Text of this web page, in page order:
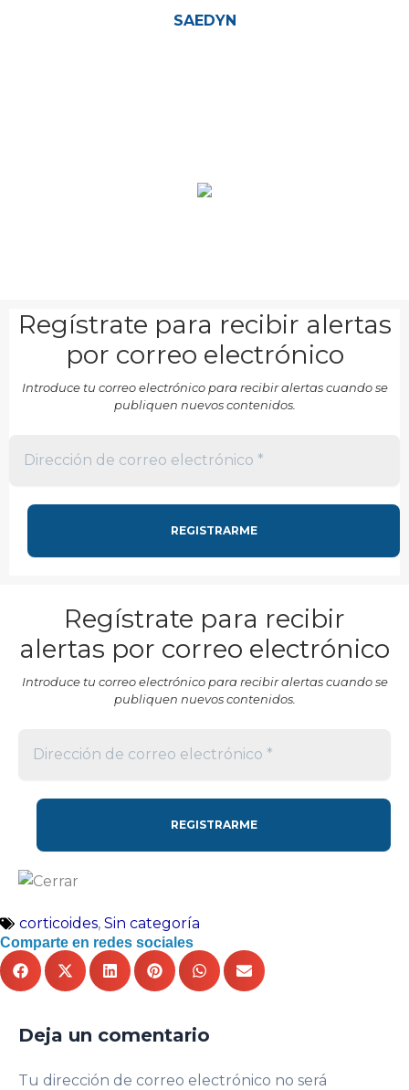
SAEDYN
Regístrate para recibir alertas
por correo electrónico
Introduce tu correo electrónico para recibir alertas cuando se
publiquen nuevos contenidos.
Regístrate para recibir
alertas por correo electrónico
Introduce tu correo electrónico para recibir alertas cuando se
publiquen nuevos contenidos.
corticoides, Sin categoría
Comparte en redes sociales
Deja un comentario
Tu dirección de correo electrónico no será